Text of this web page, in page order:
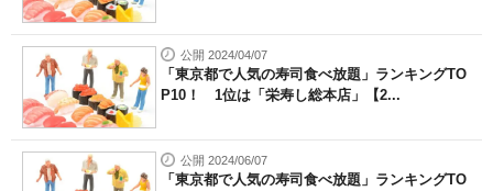
公開 2024/04/07
「東京都で人気の寿司食べ放題」ランキングTO
P10！ 1位は「栄寿し総本店」【2...
公開 2024/06/07
「東京都で人気の寿司食べ放題」ランキングTO